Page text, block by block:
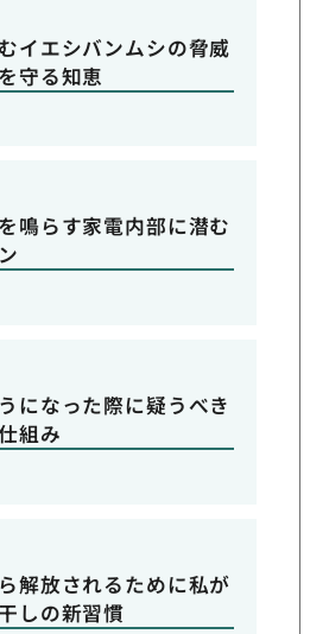
イエシバンムシの脅威
守る知恵
鳴らす家電内部に潜む
になった際に疑うべき
組み
解放されるために私が
しの新習慣